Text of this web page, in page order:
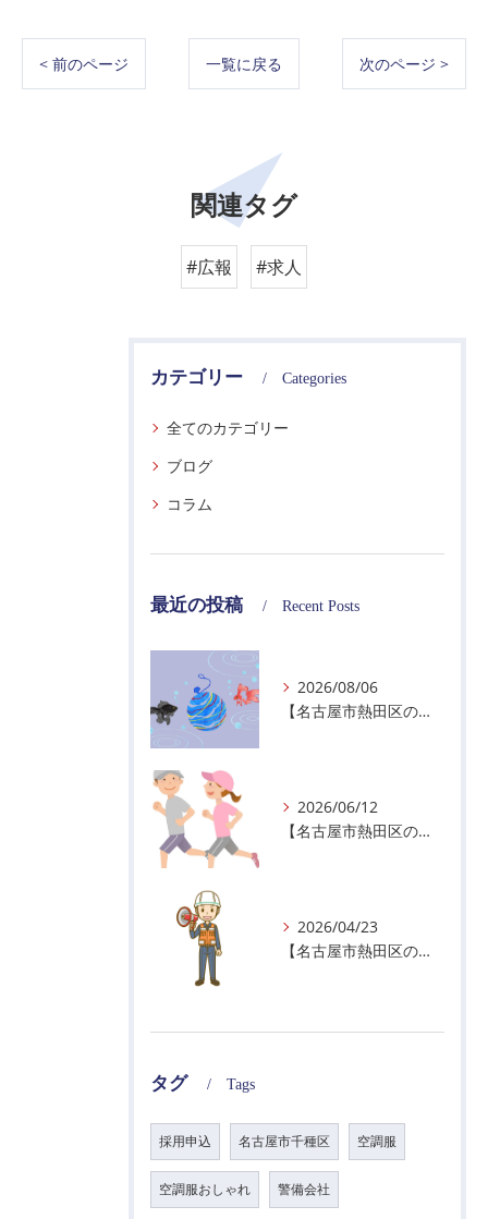
< 前のページ 一覧に戻る 次のページ >
関連タグ
#広報 #求人
カテゴリー Categories
全てのカテゴリー
ブログ
コラム
最近の投稿 Recent Posts
2026/08/06
【名古屋市熱田区の警備会社】夏季休業のお知らせ
2026/06/12
【名古屋市熱田区の警備会社】暑熱順化で熱中症対策を！
2026/04/23
【名古屋市熱田区の警備会社】GWの面接状況について！
タグ Tags
採用申込 名古屋市千種区 空調服
空調服おしゃれ 警備会社